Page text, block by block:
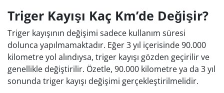
Triger Kayışı Kaç Km’de Değişir?
Triger kayışının değişimi sadece kullanım süresi
dolunca yapılmamaktadır. Eğer 3 yıl içerisinde 90.000
kilometre yol alındıysa, triger kayışı gözden geçirilir ve
genellikle değiştirilir. Özetle, 90.000 kilometre ya da 3 yıl
sonunda triger kayışı değişimi gerçekleştirilmelidir.